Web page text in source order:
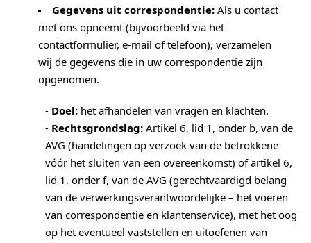
Gegevens uit correspondentie: Als u contact
met ons opneemt (bijvoorbeeld via het
contactformulier, e-mail of telefoon), verzamelen
wij de gegevens die in uw correspondentie zijn
opgenomen.
- Doel: het afhandelen van vragen en klachten.
- Rechtsgrondslag: Artikel 6, lid 1, onder b, van de
AVG (handelingen op verzoek van de betrokkene
vóór het sluiten van een overeenkomst) of artikel 6,
lid 1, onder f, van de AVG (gerechtvaardigd belang
van de verwerkingsverantwoordelijke – het voeren
van correspondentie en klantenservice), met het oog
op het eventueel vaststellen en uitoefenen van